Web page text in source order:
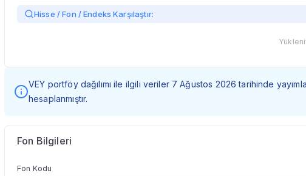
Hisse / Fon / Endeks Karşılaştır:
VEY portföy dağılımı ile ilgili veriler 7 Ağustos 2026 tarihinde
hesaplanmıştır.
Fon Bilgileri
Fon Kodu